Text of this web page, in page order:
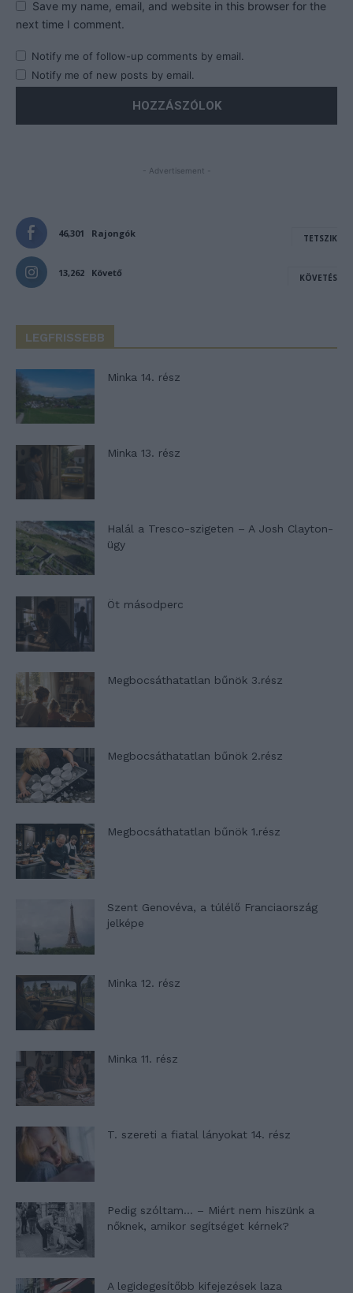
Save my name, email, and website in this browser for the
next time I comment.
Notify me of follow-up comments by email.
Notify me of new posts by email.
- Advertisement -
46,301 Rajongók TETSZIK
13,262 Követő KÖVETÉS
LEGFRISSEBB
Minka 14. rész
Minka 13. rész
Halál a Tresco-szigeten – A Josh Clayton-
ügy
Öt másodperc
Megbocsáthatatlan bűnök 3.rész
Megbocsáthatatlan bűnök 2.rész
Megbocsáthatatlan bűnök 1.rész
Szent Genovéva, a túlélő Franciaország
jelképe
Minka 12. rész
Minka 11. rész
T. szereti a fiatal lányokat 14. rész
Pedig szóltam… – Miért nem hiszünk a
nőknek, amikor segítséget kérnek?
A legidegesítőbb kifejezések laza